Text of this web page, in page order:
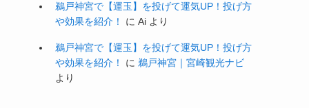
鵜戸神宮で【運玉】を投げて運気UP！投げ方
や効果を紹介！
に Ai より
鵜戸神宮で【運玉】を投げて運気UP！投げ方
や効果を紹介！
に 鵜戸神宮｜宮崎観光ナビ
より